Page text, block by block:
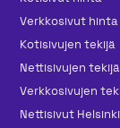
Verkkosivut hinta
Kotisivujen tekijä
Nettisivujen tekijä
Verkkosivujen
Nettisivut Helsinki